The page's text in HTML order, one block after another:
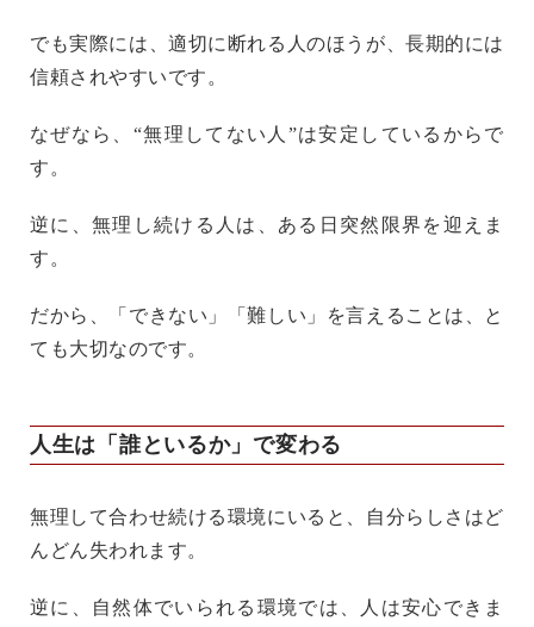
でも実際には、適切に断れる人のほうが、長期的には
信頼されやすいです。
なぜなら、“無理してない人”は安定しているからで
す。
逆に、無理し続ける人は、ある日突然限界を迎えま
す。
だから、「できない」「難しい」を言えることは、と
ても大切なのです。
人生は「誰といるか」で変わる
無理して合わせ続ける環境にいると、自分らしさはど
んどん失われます。
逆に、自然体でいられる環境では、人は安心できま